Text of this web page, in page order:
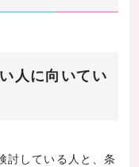
人に向いてい
討している人と、条